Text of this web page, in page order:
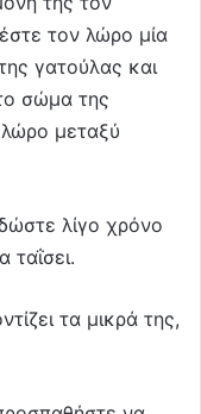
τον λώρο μία
γατούλας και
σώμα της
μεταξύ
λίγο χρόνο
ταΐσει.
τα μικρά της,